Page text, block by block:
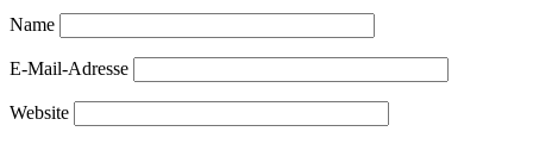
Name
E-Mail-Adresse
Website